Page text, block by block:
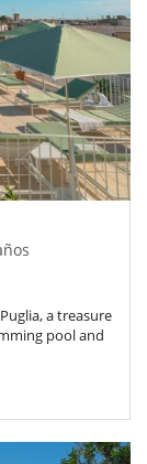
a treasure
pool and